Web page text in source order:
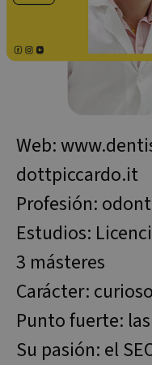
Web:
dottpiccardo.it
Profesión:
Estudios:
3 másteres
Carácter: curioso
Punto fuerte:
Su pasión: el